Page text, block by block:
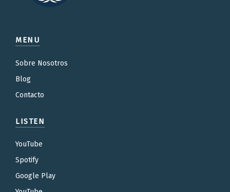
MENU
Sobre Nosotros
Blog
Contacto
LISTEN
YouTube
Spotify
Google Play